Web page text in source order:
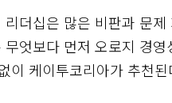
더십은 많은 비판과 문
엇보다 먼저 오로지 경
이 케이투코리아가 추천된